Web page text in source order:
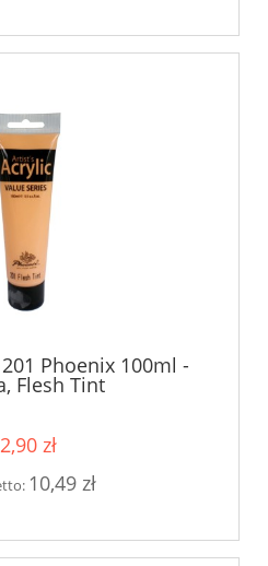
Phoenix 100ml -
Flesh Tint
zł
10,49 zł